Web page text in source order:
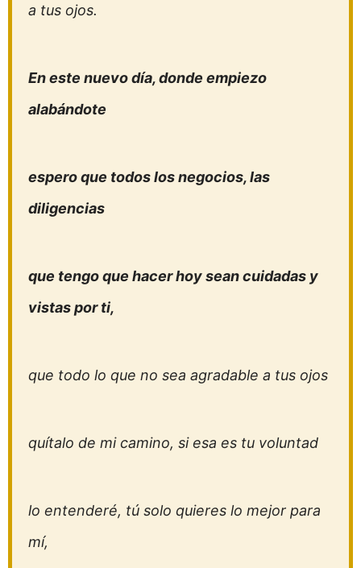
a tus ojos.
En este nuevo día, donde empiezo
alabándote
espero que todos los negocios, las
diligencias
que tengo que hacer hoy sean cuidadas y
vistas por ti,
que todo lo que no sea agradable a tus ojos
quítalo de mi camino, si esa es tu voluntad
lo entenderé, tú solo quieres lo mejor para
mí,